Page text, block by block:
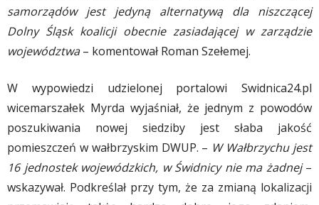
samorządów jest jedyną alternatywą dla niszczącej
Dolny Śląsk koalicji obecnie zasiadającej w zarządzie
województwa– komentował Roman Szełemej.
W wypowiedzi udzielonej portalowi Swidnica24.pl
wicemarszałek Myrda wyjaśniał, że jednym z powodów
poszukiwania nowej siedziby jest słaba jakość
pomieszczeń w wałbrzyskim DWUP. – W Wałbrzychu jest
16 jednostek wojewódzkich, w Świdnicy nie ma żadnej–
wskazywał. Podkreślał przy tym, że za zmianą lokalizacji